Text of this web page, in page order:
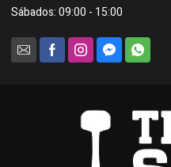
Sábados: 09:00 - 15:00